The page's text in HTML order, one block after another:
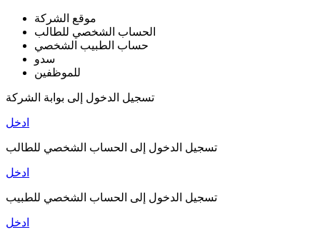
موقع الشركة
الحساب الشخصي للطالب
حساب الطبيب الشخصي
سدو
للموظفين
تسجيل الدخول إلى بوابة الشركة
ادخل
تسجيل الدخول إلى الحساب الشخصي للطالب
ادخل
تسجيل الدخول إلى الحساب الشخصي للطبيب
ادخل